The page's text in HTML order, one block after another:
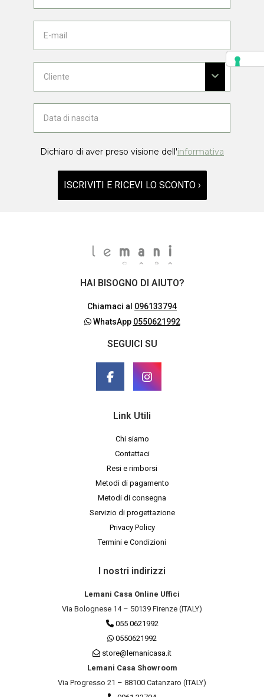
Dichiaro di aver preso visione dell'informativa
ISCRIVITI E RICEVI LO SCONTO ›
HAI BISOGNO DI AIUTO?
Chiamaci al 096133794
WhatsApp 0550621992
SEGUICI SU
Link Utili
Chi siamo
Contattaci
Resi e rimborsi
Metodi di pagamento
Metodi di consegna
Servizio di progettazione
Privacy Policy
Termini e Condizioni
I nostri indirizzi
Lemani Casa Online Uffici
Via Bolognese 14 – 50139 Firenze (ITALY)
055 0621992
0550621992
store@lemanicasa.it
Lemani Casa Showroom
Via Progresso 21 – 88100 Catanzaro (ITALY)